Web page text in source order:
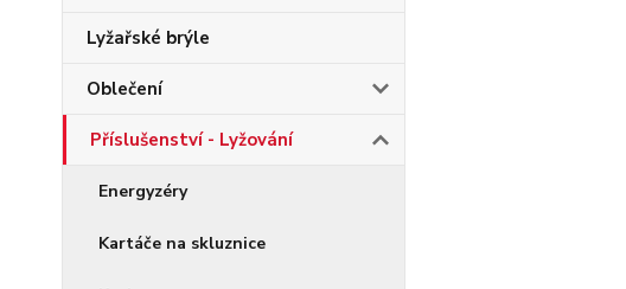
Lyžařské brýle
Oblečení
Příslušenství - Lyžování
Energyzéry
Kartáče na skluznice